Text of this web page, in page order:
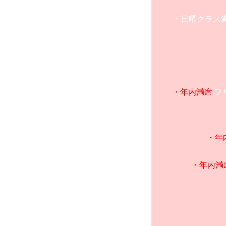
・日曜クラ
・年内満席 フ
・
・年内満